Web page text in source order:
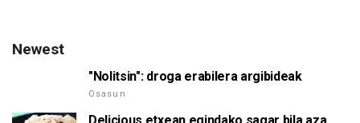
Newest
"Nolitsin": droga erabilera argibideak
Osasun